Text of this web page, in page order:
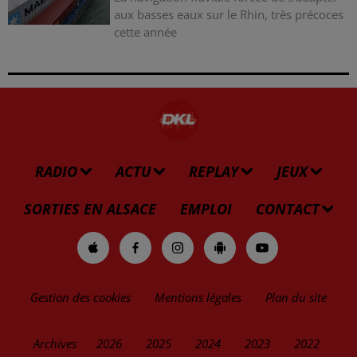
aux basses eaux sur le Rhin, très précoces
cette année
RADIO ACTU REPLAY
JEUX
SORTIES EN ALSACE
EMPLOI CONTACT
Gestion des cookies Mentions légales Plan du site
Archives 2026 2025 2024 2023 2022